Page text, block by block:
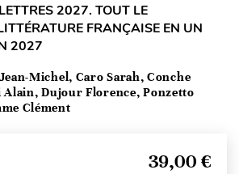
2027. TOUT LE
FRANÇAISE EN UN
2027
Michel, Caro Sarah, Conche
Dujour Florence, Ponzetto
Clément
39,00 €